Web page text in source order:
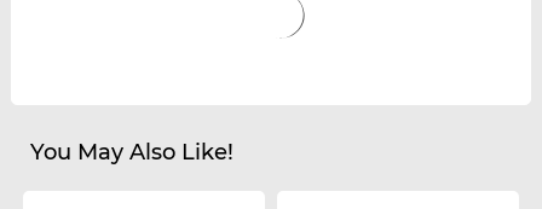
You May Also Like!